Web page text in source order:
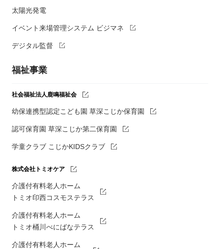
太陽光発電
イベント来場管理システム ビジマネ
デジタル監督
福祉事業
社会福祉法人鹿鳴福祉会
幼保連携型認定こども園 草深こじか保育園
認可保育園 草深こじか第二保育園
学童クラブ こじかKIDSクラブ
株式会社トミオケア
介護付有料老人ホーム
トミオ印西コスモステラス
介護付有料老人ホーム
トミオ桶川べにばなテラス
介護付有料老人ホーム